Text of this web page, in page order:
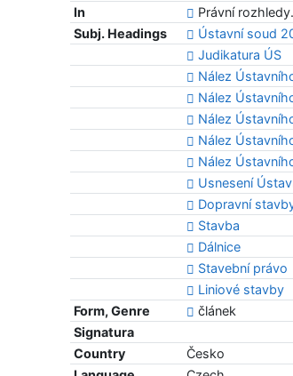
In
Právní
Subj. Headings
Ústavní soud
Judikatura ÚS
Nález
Nález
Nález
Nález
Nález
Usnesení
Dopravní
Stavba
Dálnice
Stavební právo
Liniové stavby
Form, Genre
článek
Signatura
Country
Česko